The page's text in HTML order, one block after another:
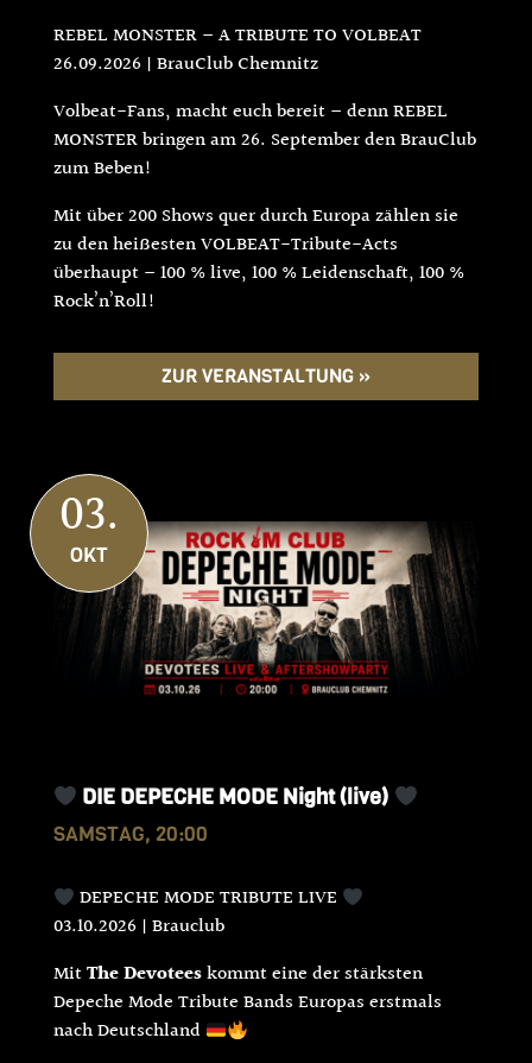
REBEL MONSTER – A TRIBUTE TO VOLBEAT
26.09.2026 | BrauClub Chemnitz
Volbeat-Fans, macht euch bereit – denn REBEL
MONSTER bringen am 26. September den BrauClub
zum Beben!
Mit über 200 Shows quer durch Europa zählen sie
zu den heißesten VOLBEAT-Tribute-Acts
überhaupt – 100 % live, 100 % Leidenschaft, 100 %
Rock’n’Roll!
ZUR VERANSTALTUNG »
03.
OKT
DIE DEPECHE MODE Night (live)
SAMSTAG, 20:00
DEPECHE MODE TRIBUTE LIVE
03.10.2026 | Brauclub
MitThe Devoteeskommt eine der stärksten
Depeche Mode Tribute Bands Europas erstmals
nach Deutschland